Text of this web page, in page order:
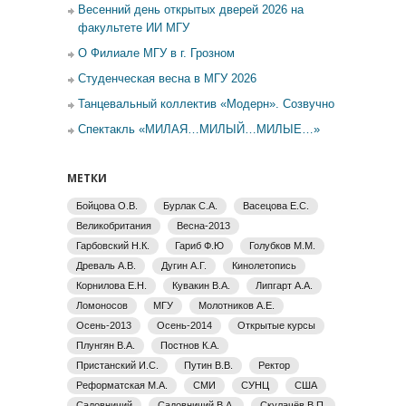
Весенний день открытых дверей 2026 на
факультете ИИ МГУ
О Филиале МГУ в г. Грозном
Студенческая весна в МГУ 2026
Танцевальный коллектив «Модерн». Созвучно
Спектакль «МИЛАЯ…МИЛЫЙ…МИЛЫЕ…»
МЕТКИ
Бойцова О.В. Бурлак С.А.
Васецова Е.С.
Великобритания
Весна-2013
Гарбовский Н.К.
Гариб Ф.Ю
Голубков М.М.
Древаль А.В.
Дугин А.Г.
Кинолетопись
Корнилова Е.Н.
Кувакин В.А.
Липгарт А.А.
Ломоносов
МГУ
Молотников А.Е.
Осень-2013
Осень-2014
Открытые курсы
Плунгян В.А.
Постнов К.А.
Пристанский И.С.
Путин В.В.
Ректор
Реформатская М.А.
СМИ СУНЦ
США